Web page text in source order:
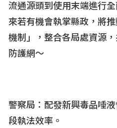
流通源頭到使用末端進行
來若有機會執掌縣政，將
機制」，整合各局處資源
防護網～
警察局：配發新興毒品唾
段執法效率。